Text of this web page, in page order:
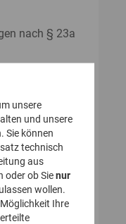
nach § 23a
für
an
unsere
und unsere
Sie können
technisch
aus
oder ob Sienur
wollen.
Ihre